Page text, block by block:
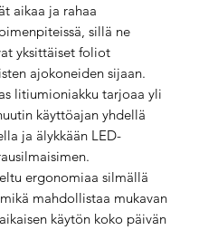
aikaa ja rahaa
sillä ne
yksittäiset foliot
ajokoneiden sijaan.
litiumioniakku tarjoaa yli
käyttöajan yhdellä
ja älykkään LED-
ergonomiaa silmällä
mahdollistaa mukavan
käytön koko päivän